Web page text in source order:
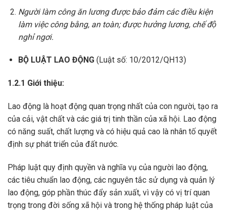
Người làm công ăn lương được bảo đảm các điều kiện
làm việc công bằng, an toàn; được hưởng lương, chế độ
nghỉ ngơi.
BỘ LUẬT LAO ĐỘNG (Luật số: 10/2012/QH13)
1.2.1 Giới thiệu:
Lao động là hoạt động quan trọng nhất của con người, tạo ra
của cải, vật chất và các giá trị tinh thần của xã hội. Lao động
có năng suất, chất lượng và có hiệu quả cao là nhân tố quyết
định sự phát triển của đất nước.
Pháp luật quy định quyền và nghĩa vụ của người lao động,
các tiêu chuẩn lao động, các nguyên tắc sử dụng và quản lý
lao động, góp phần thúc đẩy sản xuất, vì vậy có vị trí quan
trọng trong đời sống xã hội và trong hệ thống pháp luật của